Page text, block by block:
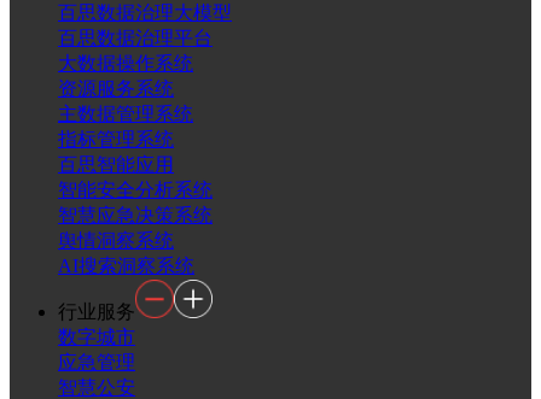
百思数据治理大模型
百思数据治理平台
大数据操作系统
资源服务系统
主数据管理系统
指标管理系统
百思智能应用
智能安全分析系统
智慧应急决策系统
舆情洞察系统
AI搜索洞察系统
行业服务
数字城市
应急管理
智慧公安